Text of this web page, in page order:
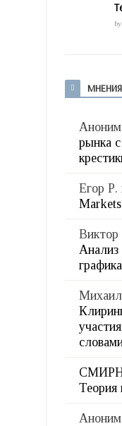
by
Аноним
рынка
Егор Р.
Виктор
Михаил
Теория
Аноним